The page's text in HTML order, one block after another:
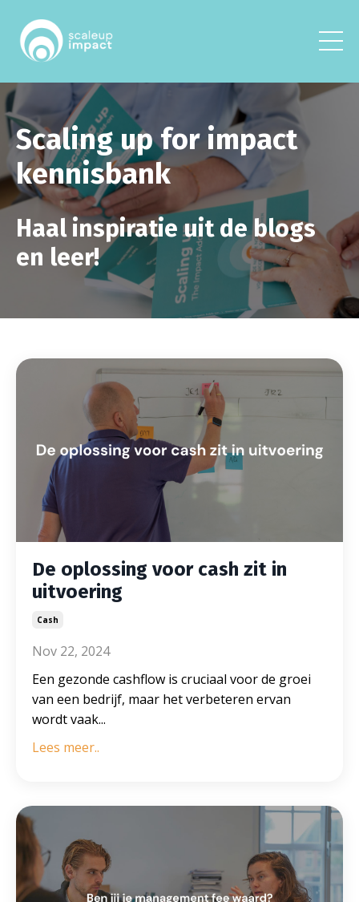
Scaling up for impact
kennisbank
Haal inspiratie uit de blogs
en leer!
De oplossing voor cash zit in
uitvoering
Cash
Nov 22, 2024
Een gezonde cashflow is cruciaal voor de groei
van een bedrijf, maar het verbeteren ervan
wordt vaak...
Lees meer..